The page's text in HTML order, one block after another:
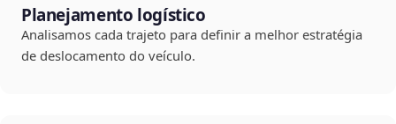
Planejamento logístico
Analisamos cada trajeto para definir a melhor estratégia
de deslocamento do veículo.